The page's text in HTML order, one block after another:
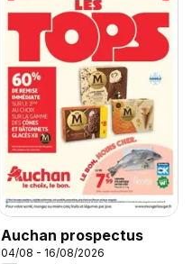
Auchan prospectus
04/08 - 16/08/2026